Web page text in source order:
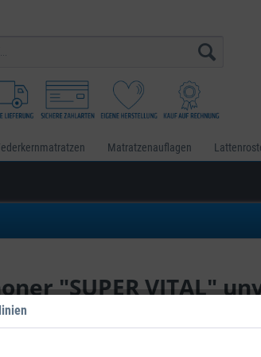
Matratzenauflagen
"SUPER VITAL"